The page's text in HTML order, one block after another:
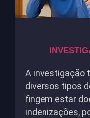
A investigação
diversos tipos
fingem estar
indenizações,